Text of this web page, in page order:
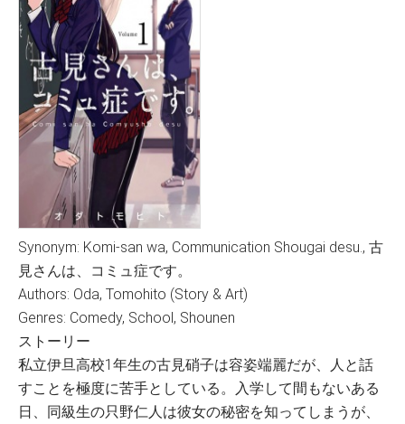
Synonym: Komi-san wa, Communication Shougai desu., 古
見さんは、コミュ症です。
Authors: Oda, Tomohito (Story & Art)
Genres: Comedy, School, Shounen
ストーリー
私立伊旦高校1年生の古見硝子は容姿端麗だが、人と話
すことを極度に苦手としている。入学して間もないある
日、同級生の只野仁人は彼女の秘密を知ってしまうが、